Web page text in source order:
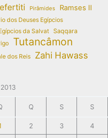
Pirâmides Ramses II
dos Deuses Egípcios
da Salvat
Saqqara
Tutancâmon
dos Reis Zahi Hawass
Q S S
2 3 4